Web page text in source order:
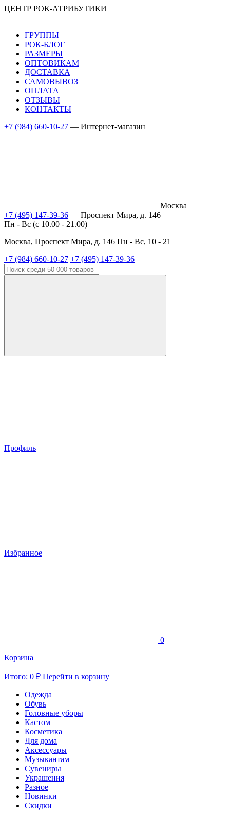
ЦЕНТР РОК-АТРИБУТИКИ
ГРУППЫ
РОК-БЛОГ
РАЗМЕРЫ
ОПТОВИКАМ
ДОСТАВКА
САМОВЫВОЗ
ОПЛАТА
ОТЗЫВЫ
КОНТАКТЫ
+7 (984) 660-10-27 — Интернет-магазин
Москва
+7 (495) 147-39-36 — Проспект Мира, д. 146
Пн - Вс (c 10.00 - 21.00)
Москва, Проспект Мира, д. 146 Пн - Вс, 10 - 21
+7 (984) 660-10-27 +7 (495) 147-39-36
Профиль
Избранное
0
Корзина
Итого: 0 ₽ Перейти в корзину
Одежда
Обувь
Головные уборы
Кастом
Косметика
Для дома
Аксессуары
Музыкантам
Сувениры
Украшения
Разное
Новинки
Скидки